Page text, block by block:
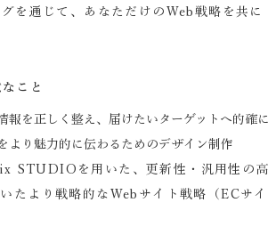
グを通じて、あなただけのWeb戦略を共に
こと
報を正しく整え、届けたいターゲットへ的
より魅力的に伝わるためのデザイン制作
STUDIOを用いた、更新性・汎用性の
たより戦略的なWebサイト戦略（ECサ